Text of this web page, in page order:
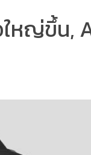
ใหญ่ขึ้น,